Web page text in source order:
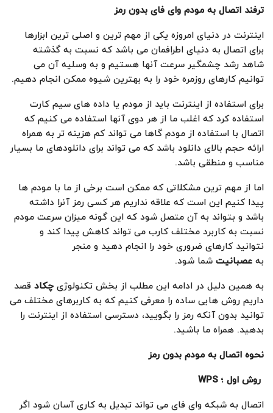
ترفند اتصال به مودم وای فای بدون رمز
اینترنت در دنیای امروزه یکی از مهم ترین و اصلی ترین ابزارها
برای اتصال به دنیای اطرافمان می باشد که نسبت به گذشته
شاهد رشد چشمگیر سرعت آنها هستیم و به وسلیه آن می
توانیم کارهای روزمره خود را به بهترین شیوه ممکن انجام دهیم.
برای استفاده از اینترنت باید از مودم یا داده های سیم کارت
استفاده کرد که اغلب ما از هر دوی آنها استفاده می کنیم که
اتصال با استفاده از مودم گاها می تواند کم هزینه تر به همراه
ارائه حجم بالای دانلود باشد که می تواند برای دانلودهای ما بسیار
مناسب و منطقی باشد.
اما از مهم ترین مشکلاتی که ممکن است برخی از ما با مودم ها
پیدا کنیم این است که علاقه نداریم هر کسی رمز آنرا داشته
باشد و بتواند به آن متصل شود که این گونه میزان سرعت مودم
نسبت به کاربرد مختلف کارب می تواند کاهش پیدا کند و
نتوانید کارهای ضروری خود را انجام دهید و منجر
به عصبانیت شما شود.
به همین دلیل در ادامه این مطلب از بخش تکنولوژی چکاد قصد
داریم روش هایی ساده را معرفی کنیم که به کاربرهای مختلف می
توانید بدون آنکه رمز را بگویید، دسترسی استفاده از اینترنت را
بدهید. همراه ما باشید.
نحوه اتصال به مودم بدون رمز
روش اول ؛
اتصال به شبکه وای فای می تواند تبدیل به کاری آسان شود اگر